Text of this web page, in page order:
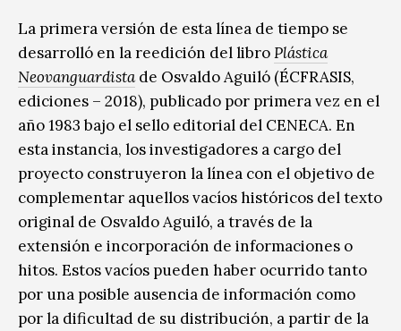
La primera versión de esta línea de tiempo se
desarrolló en la reedición del libroPlástica
Neovanguardista de Osvaldo Aguiló (ÉCFRASIS,
ediciones – 2018), publicado por primera vez en el
año 1983 bajo el sello editorial del CENECA. En
esta instancia, los investigadores a cargo del
proyecto construyeron la línea con el objetivo de
complementar aquellos vacíos históricos del texto
original de Osvaldo Aguiló, a través de la
extensión e incorporación de informaciones o
hitos. Estos vacíos pueden haber ocurrido tanto
por una posible ausencia de información como
por la dificultad de su distribución, a partir de la